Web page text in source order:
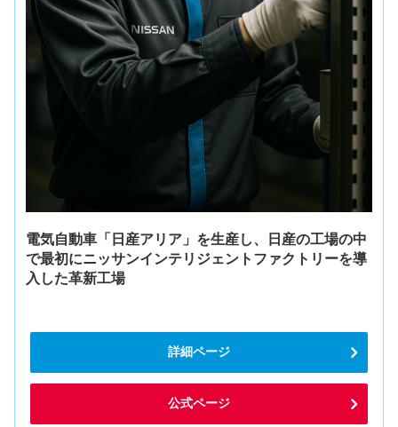
電気自動車「日産アリア」を生産し、日産の工場の中
で最初にニッサンインテリジェントファクトリーを導
入した革新工場
詳細ページ
公式ページ